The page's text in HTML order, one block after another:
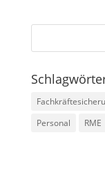
Personal
RME